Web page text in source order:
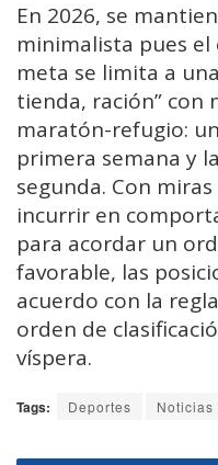
En 2026, se
minimalista pues
meta se limita a
tienda, ración” con
maratón-refugio:
primera semana y
segunda. Con
incurrir en
para acordar un
favorable, las
acuerdo con la
orden de
víspera.
Tags: Deportes Noticias